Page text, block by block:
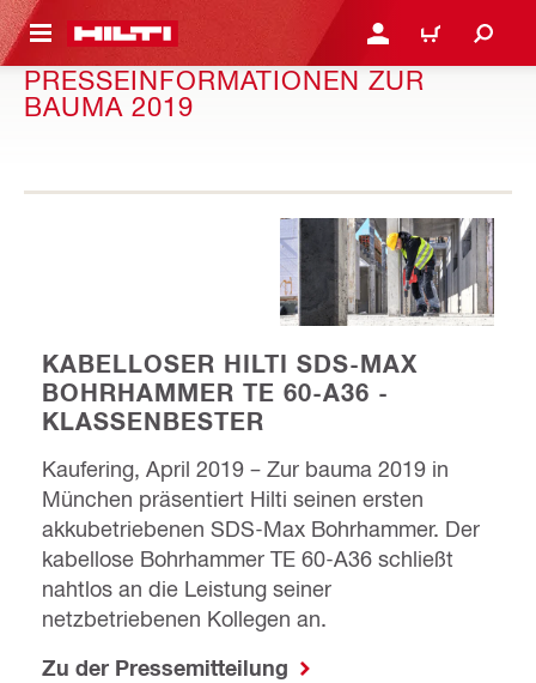
ANMELDEN ODER
WARENKORB
PRESSEINFORMATIONEN ZUR
BAUMA 2019
KABELLOSER HILTI SDS-MAX
BOHRHAMMER TE 60-A36 -
KLASSENBESTER
Kaufering, April 2019 – Zur bauma 2019 in
München präsentiert Hilti seinen ersten
akkubetriebenen SDS-Max Bohrhammer. Der
kabellose Bohrhammer TE 60-A36 schließt
nahtlos an die Leistung seiner
netzbetriebenen Kollegen an.
Zu der Pressemitteilung